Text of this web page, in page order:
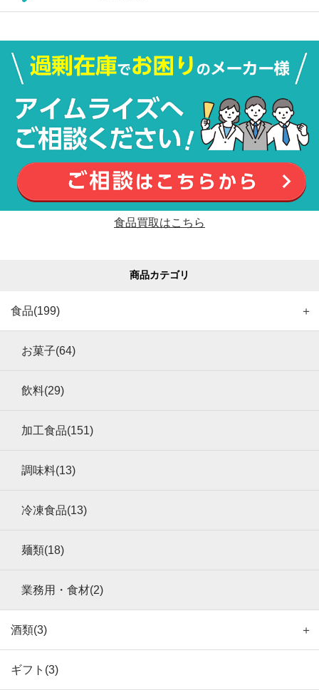
食品買取はこちら
商品カテゴリ
食品(199) ＋
お菓子(64)
飲料(29)
加工食品(151)
調味料(13)
冷凍食品(13)
麺類(18)
業務用・食材(2)
酒類(3) ＋
ギフト(3)